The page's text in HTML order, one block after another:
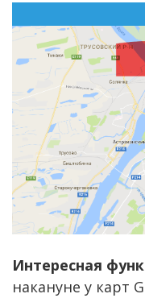
Интересная
накануне у карт